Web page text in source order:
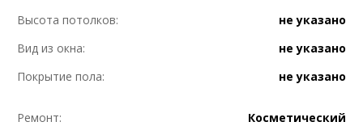
Высота потолков:
не указано
Вид из окна:
не указано
Покрытие пола:
не указано
Ремонт:
Косметический